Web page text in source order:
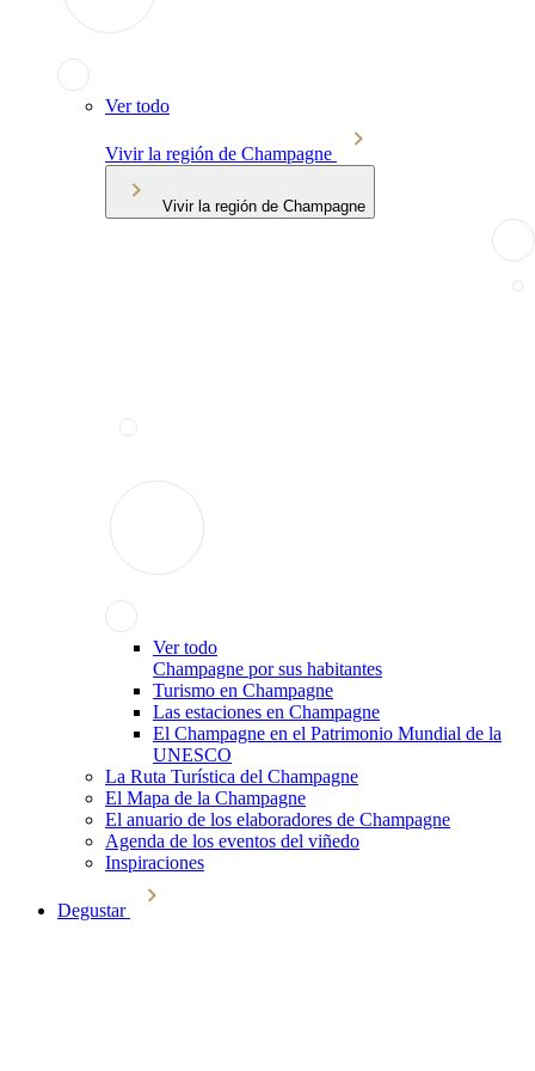
Ver todo
Vivir la región de Champagne
Vivir la región de Champagne
Ver todo
Champagne por sus habitantes
Turismo en Champagne
Las estaciones en Champagne
El Champagne en el Patrimonio Mundial de la
UNESCO
La Ruta Turística del Champagne
El Mapa de la Champagne
El anuario de los elaboradores de Champagne
Agenda de los eventos del viñedo
Inspiraciones
Degustar